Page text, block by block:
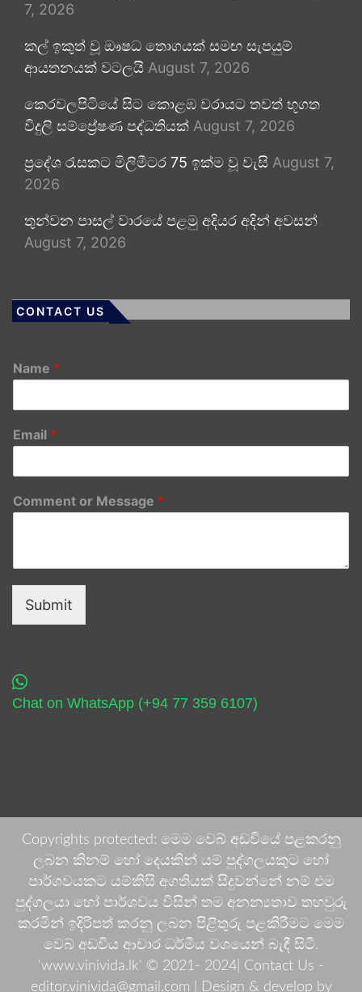
7, 2026
කල් ඉකුත් වූ ඖෂධ තොගයක් සමඟ සැපයුම්
ආයතනයක් වටලයි August 7, 2026
කෙරවලපිටියේ සිට කොළඹ වරායට තවත් භූගත
විදුලි සම්ප්‍රේෂණ පද්ධතියක් August 7, 2026
ප්‍රදේශ රැසකට මිලිමීටර 75 ඉක්ම වූ වැසි August 7,
2026
තුන්වන පාසල් වාරයේ පළමු අදියර අදින් අවසන්
August 7, 2026
CONTACT US
Name *
Email *
Comment or Message *
Submit
Chat on WhatsApp (+94 77 359 6107)
Copyrights protected: මෙම වෙබ් අඩවියේ පළකරනු
ලබන කිනම් හෝ දෙයකින් යම් පුද්ගලයකුට හෝ
පාර්ශවයකට යම්කිසි අගතියක් සිදුවන්නේ නම් එම
පුද්ගලයා හෝ පාර්ශවය විසින් තම අනන්‍යතාව තහවුරු
කරමින් ඉදිරිපත් කරනු ලබන පිළිතුරු පළකිරීමට මෙම
වෙබ් අඩවිය ආචාර ධර්මීය වශයෙන් බැඳී සිටී.
'www.vinivida.lk' © 2021- 2024| Contact Us -
editor.vinivida@gmail.com |
Design & develop by